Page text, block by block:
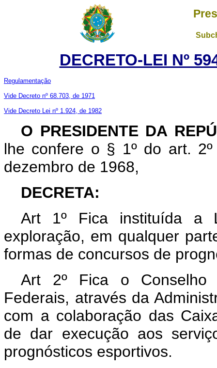
DECRETO-LEI Nº
Regulamentação
Vide Decreto nº 68.703, de 1971
Vide Decreto Lei nº 1.924, de 1982
O PRESIDENTE DA
lhe confere o § 1º do art.
dezembro de 1968,
DECRETA:
Art 1º Fica instituída a
exploração, em qualquer
formas de concursos de
Art 2º Fica o Conselho
Federais, através da
com a colaboração das
de dar execução aos
prognósticos esportivos.